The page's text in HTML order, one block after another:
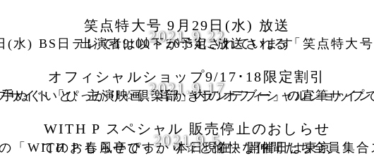
笑点特大号 9月29日(水) 放送
春風亭ぴっかり☆が、2021年9月29日(水) BS日テレで19:00～20:54に放送される「笑点特大号２時間ＳＰ」に出演します。 内容と出演者は以下が予定されています
2021.9.22
オフィシャルショップ9/17･18限定割引
春風亭ぴっかり☆オフィシャルウェブサイト「ぴっかり☆倶楽部」内のオフィシャルショップでは現在、ぴっかり☆直筆サイン入り手ぬぐいと、主演映画「耳かきランデブー」の直筆サイン
2021.9.17
WITH P スペシャル 販売停止のおしらせ
9月14日、なかの芸能小劇場にて開催の「WITH P 春風亭ぴっかり☆と愉快な仲間たち全員集合スペシャル」前売券の販売停止についてのおしらせです。 本日現在、開催日は東京
2021.9.5